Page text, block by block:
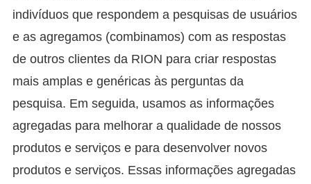
indivíduos que respondem a pesquisas de usuários
e as agregamos (combinamos) com as respostas
de outros clientes da RION para criar respostas
mais amplas e genéricas às perguntas da
pesquisa. Em seguida, usamos as informações
agregadas para melhorar a qualidade de nossos
produtos e serviços e para desenvolver novos
produtos e serviços. Essas informações agregadas